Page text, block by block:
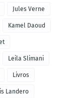
Jules Verne
Kamel Daoud
Leila Slimani
Livros
Landero